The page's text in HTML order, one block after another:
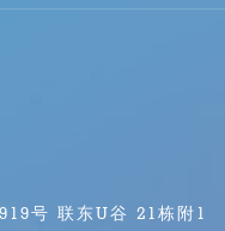
号 联东U谷 21栋附1